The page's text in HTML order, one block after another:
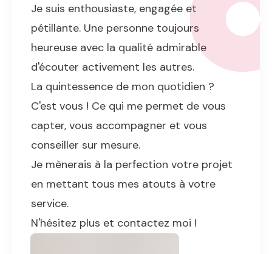
Je suis enthousiaste, engagée et
pétillante. Une personne toujours
heureuse avec la qualité admirable
d'écouter activement les autres.
La quintessence de mon quotidien ?
C'est vous ! Ce qui me permet de vous
capter, vous accompagner et vous
conseiller sur mesure.
Je mènerais à la perfection votre projet
en mettant tous mes atouts à votre
service.
N'hésitez plus et contactez moi !